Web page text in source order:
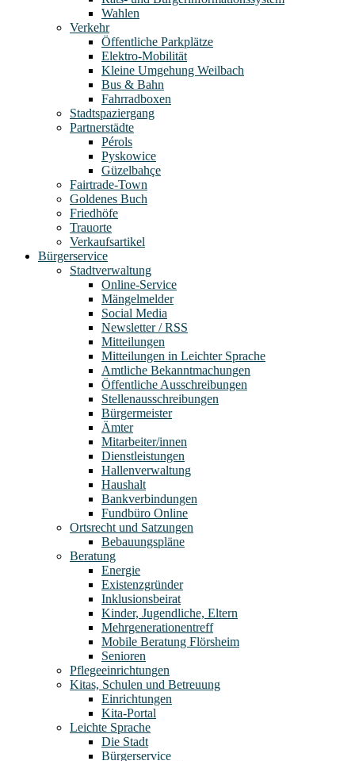
Wahlen
Verkehr
Öffentliche Parkplätze
Elektro-Mobilität
Kleine Umgehung Weilbach
Bus & Bahn
Fahrradboxen
Stadtspaziergang
Partnerstädte
Pérols
Pyskowice
Güzelbahçe
Fairtrade-Town
Goldenes Buch
Friedhöfe
Trauorte
Verkaufsartikel
Bürgerservice
Stadtverwaltung
Online-Service
Mängelmelder
Social Media
Newsletter / RSS
Mitteilungen
Mitteilungen in Leichter Sprache
Amtliche Bekanntmachungen
Öffentliche Ausschreibungen
Stellenausschreibungen
Bürgermeister
Ämter
Mitarbeiter/innen
Dienstleistungen
Hallenverwaltung
Haushalt
Bankverbindungen
Fundbüro Online
Ortsrecht und Satzungen
Bebauungspläne
Beratung
Energie
Existenzgründer
Inklusionsbeirat
Kinder, Jugendliche, Eltern
Mehrgenerationentreff
Mobile Beratung Flörsheim
Senioren
Pflegeeinrichtungen
Kitas, Schulen und Betreuung
Einrichtungen
Kita-Portal
Leichte Sprache
Die Stadt
Bürgerservice